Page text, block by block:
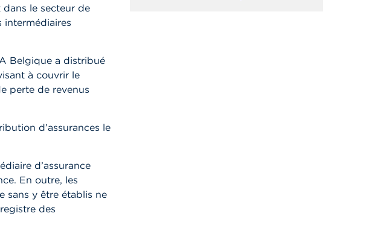
le secteur de
intermédiaires
Belgique a distribué
à couvrir le
perte de revenus
d’assurances le
d’assurance
En outre, les
sans y être établis ne
des